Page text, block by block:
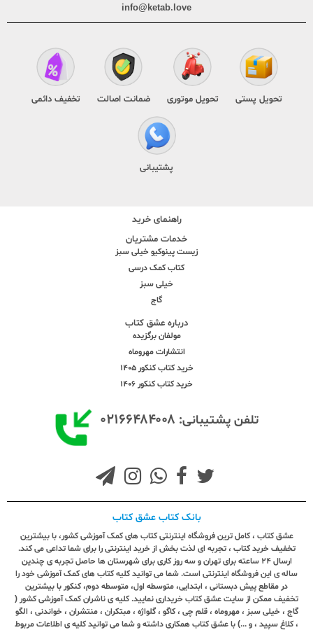
info@ketab.love
تحویل پستی تحویل موتوری ضمانت اصالت تخفیف دائمی
پشتیبانی
راهنمای خرید
خدمات مشتریان
زیست پینوکیو خیلی سبز
کتاب کمک درسی
خیلی سبز
گاج
درباره عشق کتاب
مولفان برگزیده
انتشارات مهروماه
خرید کتاب کنکور 1405
خرید کتاب کنکور 1406
تلفن پشتیبانی: ۰۲۱۶۶۴۸۴۰۰۸
بانک کتاب عشق کتاب
عشق کتاب ، کامل ترین فروشگاه اینترنتی کتاب های کمک آموزشی کشور، با بیشترین
تخفیف خرید کتاب ، تجربه ای لذت بخش از خرید اینترنتی را برای شما تداعی می کند.
ارسال ٢٤ ساعته برای تهران و سه روز کاری برای شهرستان ها حاصل تجربه ی چندین
ساله ی این فروشگاه اینترنتی است. شما می توانید کلیه کتاب های کمک آموزشی خود را
در مقاطع پیش دبستانی ، ابتدایی، متوسطه اول، متوسطه دوم، کنکور با بیشترین
تخفیف ممکن از سایت عشق کتاب خریداری نمایید. کلیه ی ناشران کمک آموزشی کشور (
گاج ، خیلی سبز ، مهروماه ، قلم چی ، کاگو ، گلواژه ، مبتکران ، منتشران ، خواندنی ، الگو
، کلاغ سپید ، و ...) با عشق کتاب همکاری داشته و شما می توانید کلیه ی اطلاعات مربوط